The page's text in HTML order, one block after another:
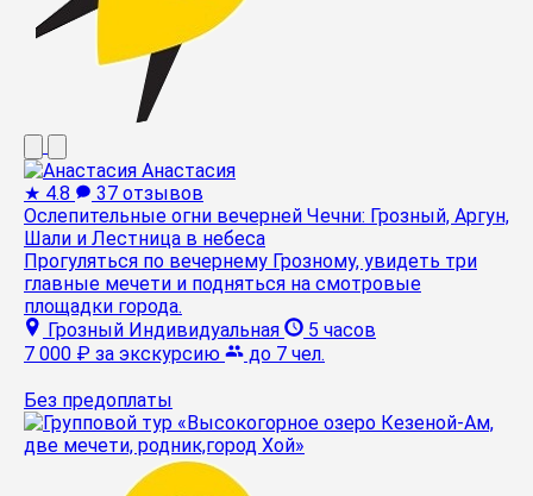
Анастасия
★ 4.8
37 отзывов
Ослепительные огни вечерней Чечни: Грозный, Аргун,
Шали и Лестница в небеса
Прогуляться по вечернему Грозному, увидеть три
главные мечети и подняться на смотровые
площадки города.
Грозный Индивидуальная
5 часов
7 000 ₽ за экскурсию до 7 чел.
Без предоплаты